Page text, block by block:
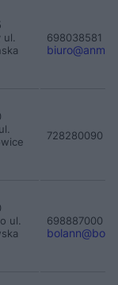
698038581
biuro@
728280090
ul.
698887000
bolann@